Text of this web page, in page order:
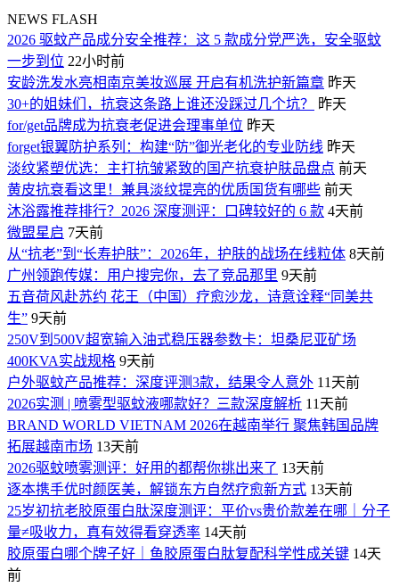
NEWS FLASH
2026 驱蚊产品成分安全推荐：这 5 款成分党严选，安全驱蚊
一步到位 22小时前
安龄洗发水亮相南京美妆巡展 开启有机洗护新篇章 昨天
30+的姐妹们，抗衰这条路上谁还没踩过几个坑？
昨天
for/get品牌成为抗衰老促进会理事单位 昨天
forget银翼防护系列：构建“防”御光老化的专业防线 昨天
淡纹紧塑优选：主打抗皱紧致的国产抗衰护肤品盘点 前天
黄皮抗衰看这里！兼具淡纹提亮的优质国货有哪些 前天
沐浴露推荐排行？2026 深度测评：口碑较好的 6 款 4天前
微盟星启 7天前
从“抗老”到“长寿护肤”：2026年，护肤的战场在线粒体 8天前
广州领跑传媒：用户搜完你，去了竞品那里 9天前
五音荷风赴苏约 花王（中国）疗愈沙龙，诗意诠释“同美共
生” 9天前
250V到500V超宽输入油式稳压器参数卡：坦桑尼亚矿场
400KVA实战规格 9天前
户外驱蚊产品推荐：深度评测3款，结果令人意外 11天前
2026实测 | 喷雾型驱蚊液哪款好？三款深度解析 11天前
BRAND WORLD VIETNAM 2026在越南举行 聚焦韩国品牌
拓展越南市场 13天前
2026驱蚊喷雾测评：好用的都帮你挑出来了 13天前
逐本携手优时颜医美，解锁东方自然疗愈新方式 13天前
25岁初抗老胶原蛋白肽深度测评：平价vs贵价款差在哪｜分子
量≠吸收力，真有效得看穿透率 14天前
胶原蛋白哪个牌子好｜鱼胶原蛋白肽复配科学性成关键 14天
前